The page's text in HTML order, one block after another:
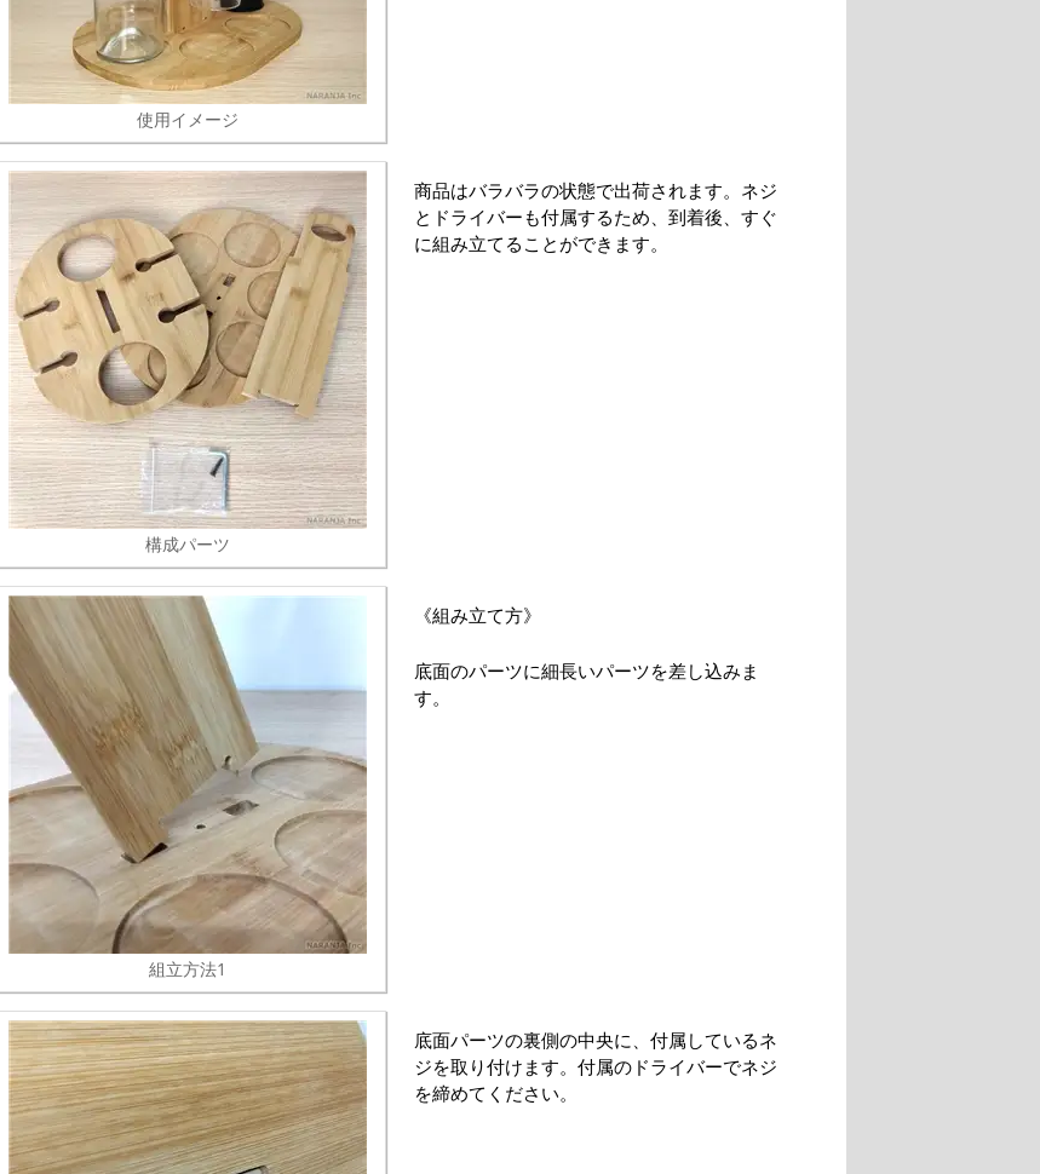
使用イメージ
構成パーツ
商品はバラバラの状態で出荷されます。ネジ
とドライバーも付属するため、到着後、すぐ
に組み立てることができます。
組立方法1
《組み立て方》
底面のパーツに細長いパーツを差し込みま
す。
底面パーツの裏側の中央に、付属しているネ
ジを取り付けます。付属のドライバーでネジ
を締めてください。